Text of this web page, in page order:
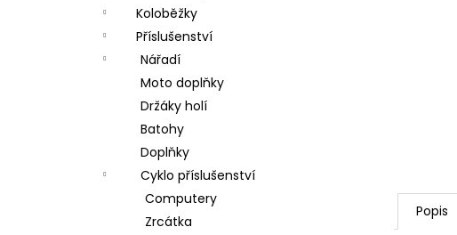
Koloběžky
Příslušenství
Nářadí
Moto doplňky
Držáky holí
Batohy
Doplňky
Cyklo příslušenství
Computery
Zrcátka
Popis